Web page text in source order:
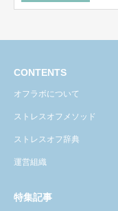
CONTENTS
オフラボについて
ストレスオフメソッド
ストレスオフ辞典
運営組織
特集記事